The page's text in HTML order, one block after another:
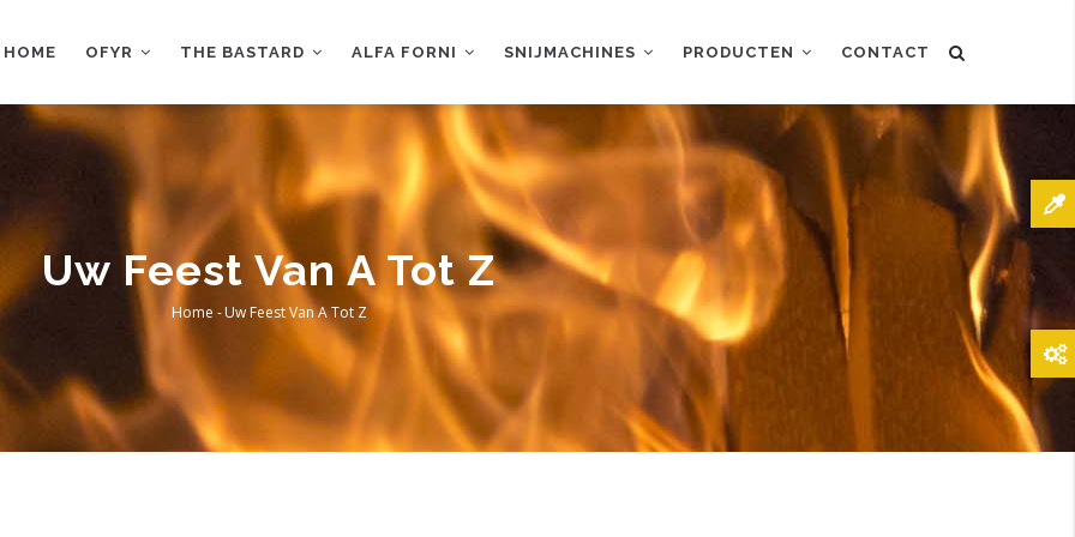
HOME OFYR THE BASTARD ALFA FORNI SNIJMACHINES PRODUCTEN CONTACT
Uw Feest Van A Tot Z
Breadcrumb
Home - Uw Feest Van A Tot Z